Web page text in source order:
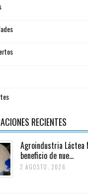
RECIENTES
Agroindustria Láctea
beneficio de nue...
2 AGOSTO, 2026